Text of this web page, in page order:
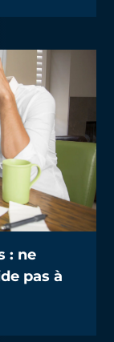
: ne
pas à